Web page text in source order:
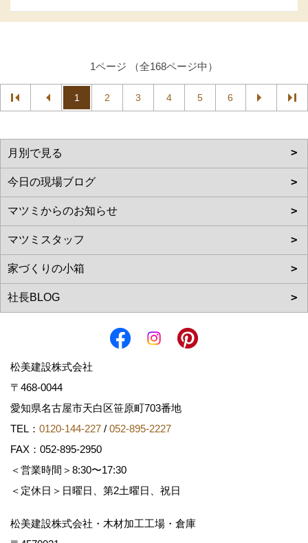
1ページ （全168ページ中）
1 2 3 4 5 6
松美建設株式会社
〒468-0044
愛知県名古屋市天白区笹原町703番地
TEL： 0120-144-227 / 052-895-2227
FAX：052-895-2950
＜営業時間＞8:30〜17:30
＜定休日＞日曜日、第2土曜日、祝日
松美建設株式会社・木材加工工場・倉庫